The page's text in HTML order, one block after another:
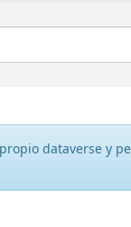
dataverse y